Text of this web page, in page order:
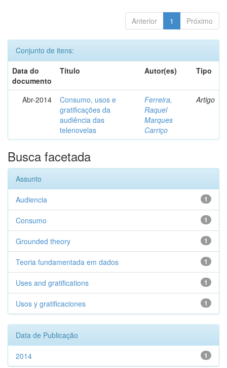
Anterior 1 Próximo
Conjunto de itens:
Data do
documento
Título Autor(es) Tipo
Abr-2014
Consumo, usos e
gratificações da
audiência das
telenovelas
Ferreira,
Raquel
Marques
Carriço
Artigo
Busca facetada
Assunto
1
Audiencia
1
Consumo
1
Grounded theory
1
Teoria fundamentada em dados
1
Uses and gratifications
1
Usos y gratificaciones
Data de Publicação
1
2014